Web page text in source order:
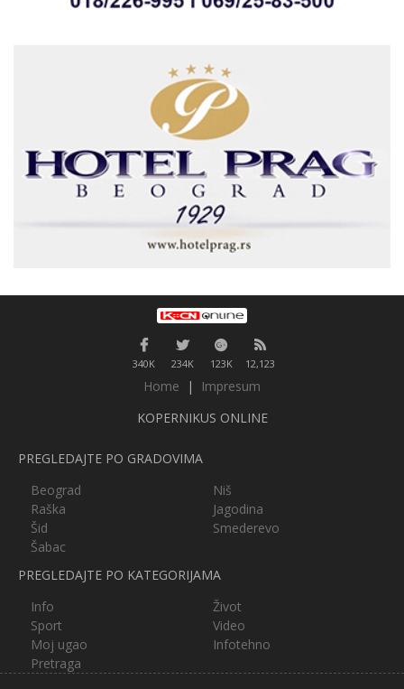
340K 234K 123K 12,123
Home |
Impresum
KOPERNIKUS ONLINE
PREGLEDAJTE PO GRADOVIMA
Beograd
Niš
Raška
Jagodina
Šid
Smederevo
Šabac
PREGLEDAJTE PO KATEGORIJAMA
Info
Život
Sport
Video
Moj ugao
Infotehno
Pretraga